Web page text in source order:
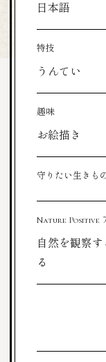
日本語
特技
うんてい
趣味
お絵描き
守りたい生きも
Nature Positive
自然を観察
る